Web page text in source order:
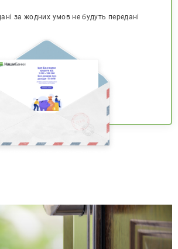
за жодних умов не будуть передані